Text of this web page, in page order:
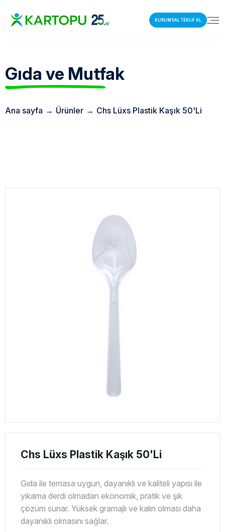
KURUMSAL TEKLİF AL
Gıda ve Mutfak
Ana sayfa → Ürünler → Chs Lüxs Plastik Kaşık 50'Li
Chs Lüxs Plastik Kaşık 50'Li
Gıda ile temasa uygun, dayanıklı ve kaliteli yapısı ile
yıkama derdi olmadan ekonomik, pratik ve şık
çözüm sunar. Yüksek gramajlı ve kalın olması daha
dayanıklı olmasını sağlar.